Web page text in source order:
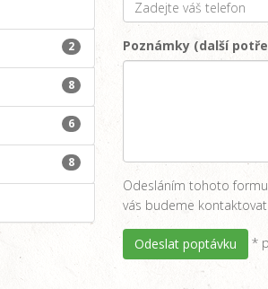
2
8
6
8
Poznámky (další
Odesláním tohoto
vás budeme
Odeslat poptávku *